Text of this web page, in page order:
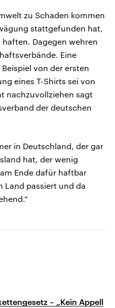
zu Schaden kommen
stattgefunden hat,
Dagegen wehren
Eine
von der ersten
eines T-Shirts sei von
nachzuvollziehen sagt
der deutschen
in Deutschland, der gar
hat, der wenig
Ende dafür haftbar
Land passiert und da
– „Kein Appell